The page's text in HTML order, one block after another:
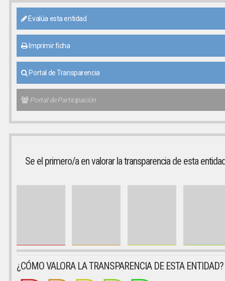
Evalúa esta entidad
Imprimir ficha
Portal de Transparencia
Portal de Participación
Se el primero/a en valorar la transparencia de esta
¿CÓMO VALORA LA TRANSPARENCIA DE ESTA ENTIDAD?